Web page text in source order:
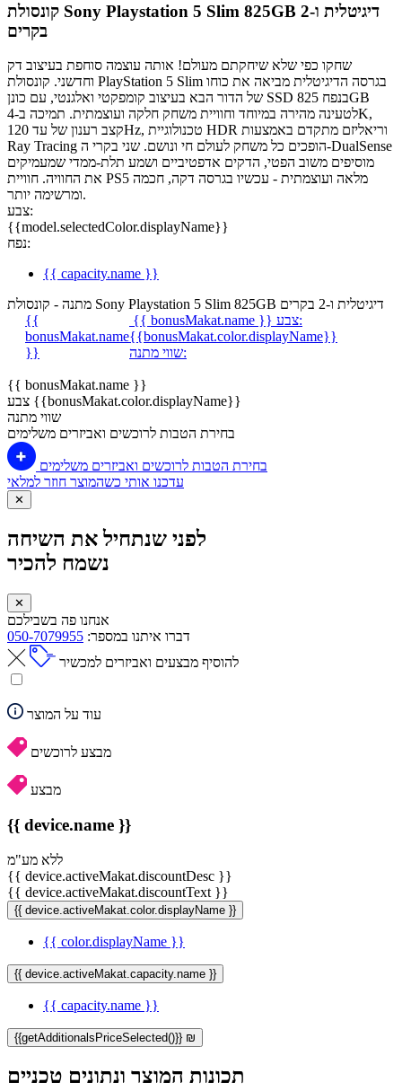
קונסולת Sony Playstation 5 Slim 825GB דיגיטלית ו-2
בקרים
שחקו כפי שלא שיחקתם מעולם! אותה עוצמה סוחפת בעיצוב דק
וחדשני. קונסולת PlayStation 5 Slim בגרסה הדיגיטלית מביאה את כוחו
של הדור הבא בעיצוב קומפקטי ואלגנטי, עם כונן SSD בנפח 825GB
לטעינה מהירה במיוחד וחוויית משחק חלקה ועוצמתית. תמיכה ב‑4K,
קצב רענון של עד 120Hz, טכנולוגיית HDR וריאליזם מתקדם באמצעות
Ray Tracing הופכים כל משחק לעולם חי ונושם. שני בקרי ה‑DualSense
מוסיפים משוב הפטי, הדקים אדפטיביים ושמע תלת‑ממדי שמעמיקים
את החוויה. חוויית PS5 מלאה ועוצמתית - עכשיו בגרסה דקה, חכמה
ומרשימה יותר.
צבע:
{{model.selectedColor.displayName}}
נפח:
{{ capacity.name }}
מתנה - קונסולת Sony Playstation 5 Slim 825GB דיגיטלית ו-2 בקרים
{{
bonusMakat.name
}}
{{ bonusMakat.name }}
צבע:
{{bonusMakat.color.displayName}}
שווי מתנה:
{{ bonusMakat.name }}
צבע {{bonusMakat.color.displayName}}
שווי מתנה
בחירת הטבות לרוכשים ואביזרים משלימים
בחירת הטבות לרוכשים ואביזרים משלימים
עדכנו אותי כשהמוצר חוזר למלאי
✕
לפני שנתחיל את השיחה
נשמח להכיר
✕
אנחנו פה בשבילכם
דברו איתנו במספר: 050-7079955
להוסיף מבצעים ואביזרים למכשיר
עוד על המוצר
מבצע לרוכשים
מבצע
{{ device.name }}
ללא מע"מ
{{ device.activeMakat.discountDesc }}
{{ device.activeMakat.discountText }}
{{ device.activeMakat.color.displayName }}
{{ color.displayName }}
{{ device.activeMakat.capacity.name }}
{{ capacity.name }}
{{getAdditionalsPriceSelected()}} ₪
תכונות המוצר ונתונים טכניים